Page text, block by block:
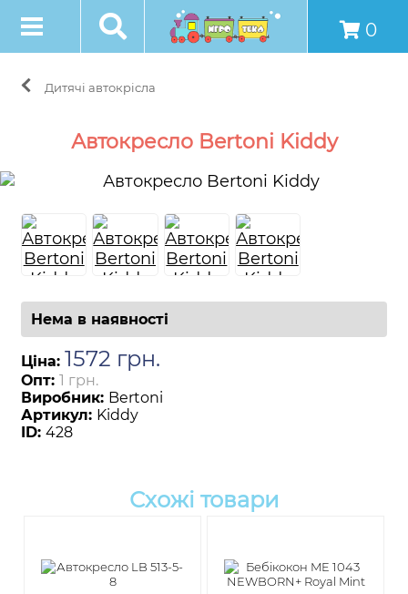
0
Дитячі автокрісла
Автокресло Bertoni Kiddy
Нема в наявності
Ціна: 1572 грн.
Опт: 1 грн.
Виробник: Bertoni
Артикул: Kiddy
ID: 428
Схожі товари